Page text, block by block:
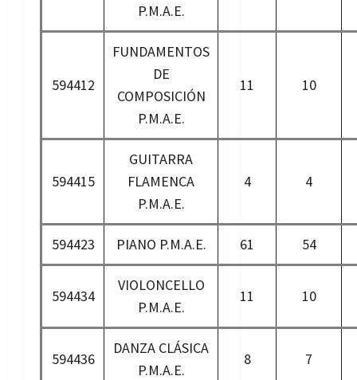
P.M.A.E.
594412
FUNDAMENTOS
DE
COMPOSICIÓN
P.M.A.E.
11 10
594415
GUITARRA
FLAMENCA
P.M.A.E.
4 4
594423 PIANO P.M.A.E. 61 54
594434
VIOLONCELLO
P.M.A.E.
11 10
594436
DANZA CLÁSICA
P.M.A.E.
8 7